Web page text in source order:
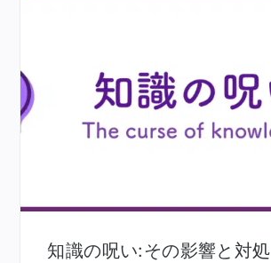
知識の呪い:その影響と対処